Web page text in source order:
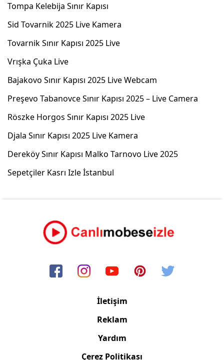
Tompa Kelebija Sınır Kapısı
Sid Tovarnik 2025 Live Kamera
Tovarnik Sınır Kapısı 2025 Live
Vrışka Çuka Live
Bajakovo Sınır Kapısı 2025 Live Webcam
Preşevo Tabanovce Sınır Kapısı 2025 – Live Camera
Röszke Horgos Sınır Kapısı 2025 Live
Djala Sınır Kapısı 2025 Live Kamera
Dereköy Sınır Kapısı Malko Tarnovo Live 2025
Sepetçiler Kasrı Izle İstanbul
İletişim
Reklam
Yardım
Çerez Politikası